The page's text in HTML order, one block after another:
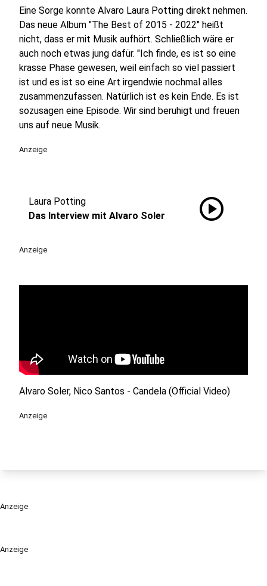
Anzeige
Eine Sorge konnte Alvaro Laura Potting direkt nehmen.
Das neue Album "The Best of 2015 - 2022" heißt
nicht, dass er mit Musik aufhört. Schließlich wäre er
auch noch etwas jung dafür. "Ich finde, es ist so eine
krasse Phase gewesen, weil einfach so viel passiert
ist und es ist so eine Art irgendwie nochmal alles
zusammenzufassen. Natürlich ist es kein Ende. Es ist
sozusagen eine Episode. Wir sind beruhigt und freuen
uns auf neue Musik.
Anzeige
Laura Potting
Das Interview mit Alvaro Soler
play_circle
Anzeige
Alvaro Soler, Nico Santos - Candela (Official Video)
Anzeige
Anzeige